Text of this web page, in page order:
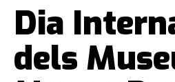
Dia
dels